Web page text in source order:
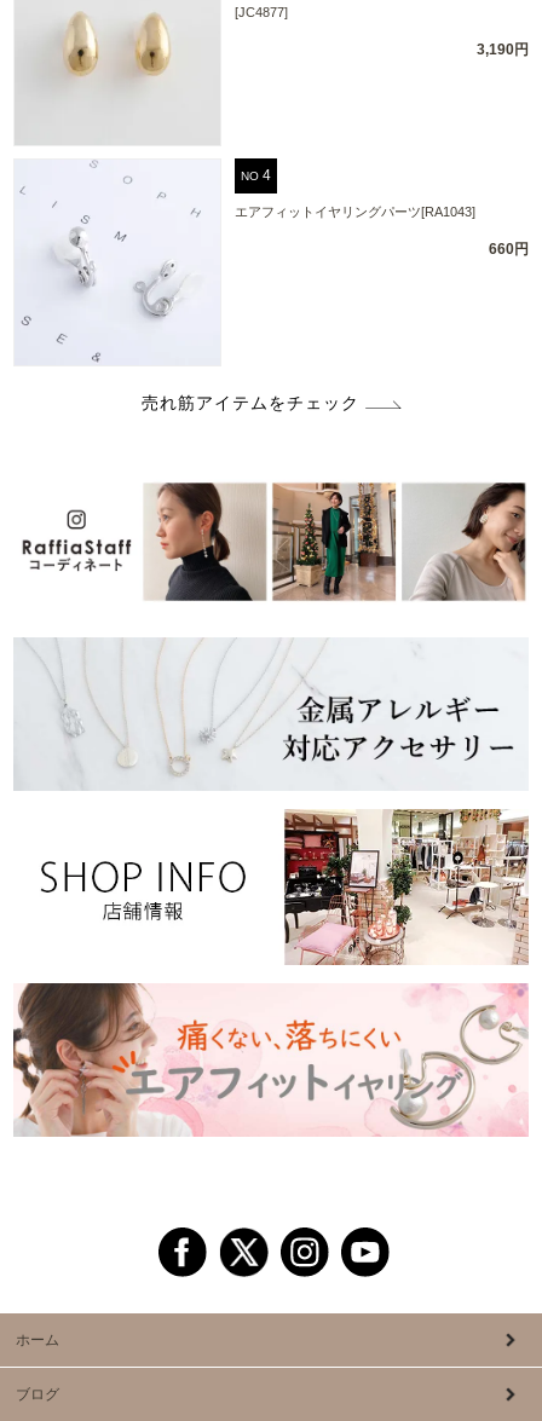
[JC4877]
3,190円
NO
エアフィットイヤリングパーツ[RA1043]
660円
売れ筋アイテムをチェック
ホーム
ブログ